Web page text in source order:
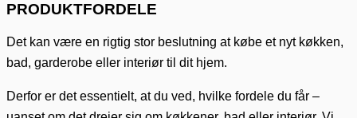
PRODUKTFORDELE
Det kan være en rigtig stor beslutning at købe et nyt køkken,
bad, garderobe eller interiør til dit hjem.
Derfor er det essentielt, at du ved, hvilke fordele du får –